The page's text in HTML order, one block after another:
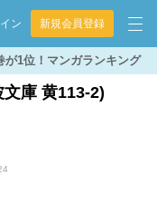
ン 新規会員登録
が1位！マンガランキング
庫 黄113-2)